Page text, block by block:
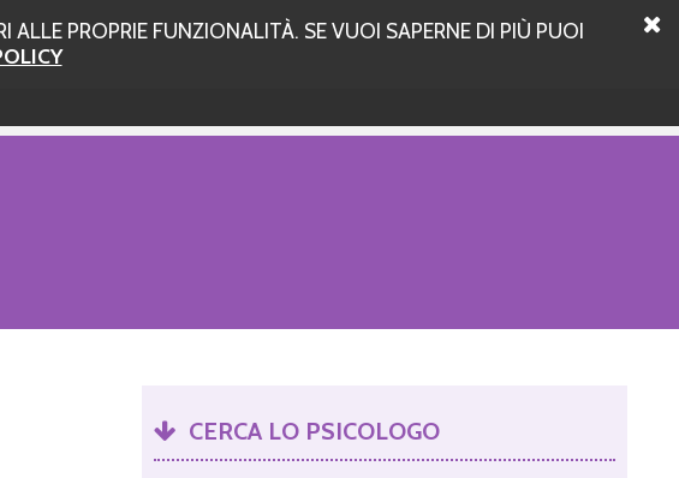
PROPRIE FUNZIONALITÀ. SE VUOI SAPERNE DI PIÙ PUOI
CERCA LO PSICOLOGO